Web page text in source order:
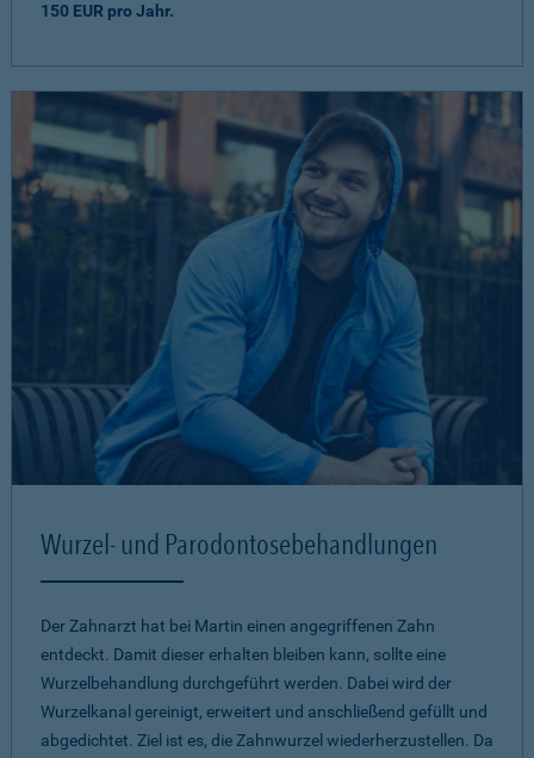
150 EUR pro Jahr.
Wurzel- und Parodontosebehandlungen
Der Zahnarzt hat bei Martin einen angegriffenen Zahn
entdeckt. Damit dieser erhalten bleiben kann, sollte eine
Wurzelbehandlung durchgeführt werden. Dabei wird der
Wurzelkanal gereinigt, erweitert und anschließend gefüllt und
abgedichtet. Ziel ist es, die Zahnwurzel wiederherzustellen. Da